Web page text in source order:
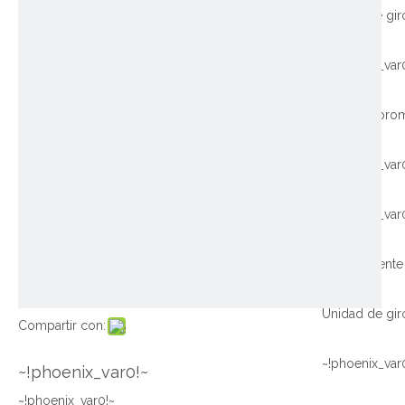
Compartir con:
~!phoenix_var0!~
~!phoenix_var0!~